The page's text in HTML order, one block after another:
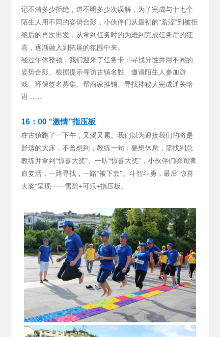
记不清多少拒绝，道不明多少次误解，为了完成与十七个
陌生人用不同的姿势合影，小伙伴们从最初的“羞涩”到被拒
绝后的再次出发，从拿到任务时的为难到完成任务后的狂
喜，逐渐融入到拓展的氛围中来。
经过午休整顿，我们迎来了任务卡：寻找异性并用不同的
姿势合影、根据提示寻访古镇名胜、邀请陌生人参加游
戏、环保签名募集、帮商家推销、寻找神秘人完成通关暗
语……
16：00 “激情”指压板
在古镇跑了一下午，又渴又累。我们以为迎接我们的将是
舒适的大床，不曾想到，教练一句：要想休息，需找到总
教练并拿到“惊喜大奖”。 一听“惊喜大奖”，小伙伴们瞬间满
血复活，一路寻找，一路“被下套”。斗智斗勇，最后“惊喜
大奖”呈现——雪碧+可乐+指压板。